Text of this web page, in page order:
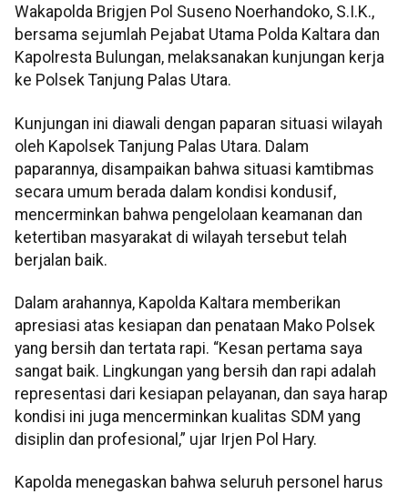
Wakapolda Brigjen Pol Suseno Noerhandoko, S.I.K.,
bersama sejumlah Pejabat Utama Polda Kaltara dan
Kapolresta Bulungan, melaksanakan kunjungan kerja
ke Polsek Tanjung Palas Utara.
Kunjungan ini diawali dengan paparan situasi wilayah
oleh Kapolsek Tanjung Palas Utara. Dalam
paparannya, disampaikan bahwa situasi kamtibmas
secara umum berada dalam kondisi kondusif,
mencerminkan bahwa pengelolaan keamanan dan
ketertiban masyarakat di wilayah tersebut telah
berjalan baik.
Dalam arahannya, Kapolda Kaltara memberikan
apresiasi atas kesiapan dan penataan Mako Polsek
yang bersih dan tertata rapi. “Kesan pertama saya
sangat baik. Lingkungan yang bersih dan rapi adalah
representasi dari kesiapan pelayanan, dan saya harap
kondisi ini juga mencerminkan kualitas SDM yang
disiplin dan profesional,” ujar Irjen Pol Hary.
Kapolda menegaskan bahwa seluruh personel harus